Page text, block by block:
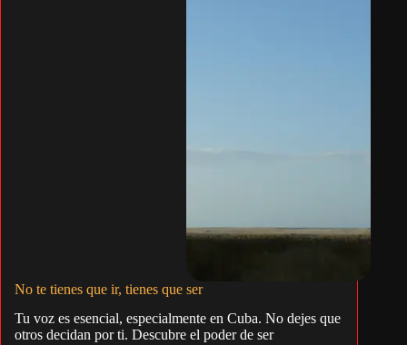
No te tienes que ir, tienes que ser
Tu voz es esencial, especialmente en Cuba. No dejes que
otros decidan por ti. Descubre el poder de ser